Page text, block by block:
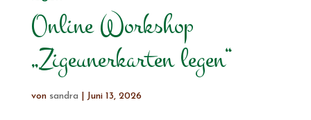
Online Workshop
„Zigeunerkarten legen“
von sandra Juni 13, 2026